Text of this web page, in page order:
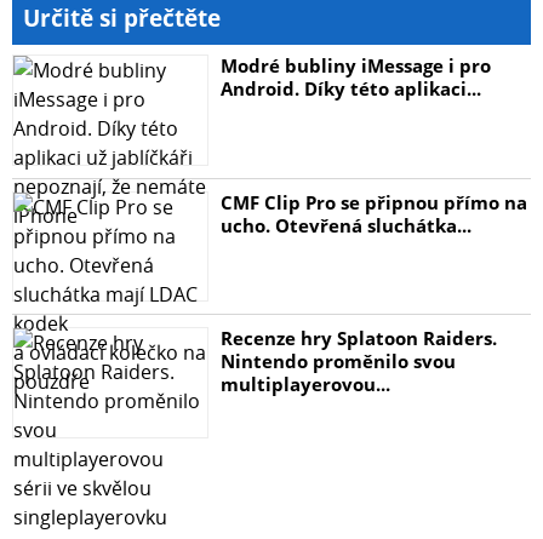
Určitě si přečtěte
Modré bubliny iMessage i pro
Android. Díky této aplikaci...
CMF Clip Pro se připnou přímo na
ucho. Otevřená sluchátka...
Recenze hry Splatoon Raiders.
Nintendo proměnilo svou
multiplayerovou...